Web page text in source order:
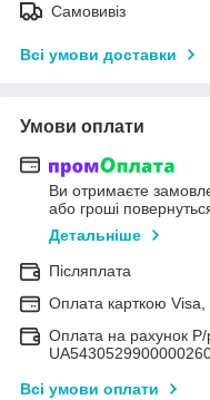
Самовивіз
Всі умови доставки
Умови оплати
Ви отримаєте
або гроші
Детальніше
Післяплата
Оплата карткою
Оплата на рахунок Р/
Всі умови оплати